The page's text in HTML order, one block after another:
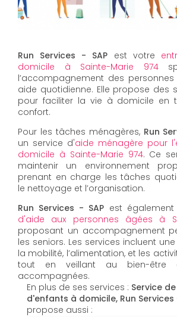
Run Services - SAP est votre
domicile à Sainte-Marie 974
l’accompagnement des
aide quotidienne. Elle propose des
pour faciliter la vie à domicile en
confort.
Pour les tâches ménagères, Run
un service d'aide ménagère pour
domicile à Sainte-Marie 974. Ce
maintenir un environnement
prenant en charge les tâches
le nettoyage et l’organisation.
Run Services - SAP est également
d'aide aux personnes âgées à
proposant un accompagnement
les seniors. Les services incluent
la mobilité, l’alimentation, et les
tout en veillant au bien-être
accompagnées.
En plus de ses services : Service
d'enfants à domicile, Run Services
propose aussi :